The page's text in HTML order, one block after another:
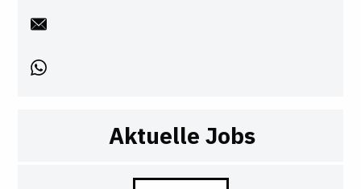
Aktuelle Jobs